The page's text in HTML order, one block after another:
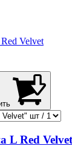
L Red Velvet